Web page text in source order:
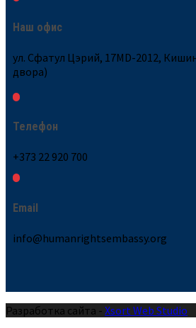
Наш офис
ул. Сфатул Цэрий, 17MD-2012,
двора)
Телефон
+373 22 920 700
Email
info@humanrightsembassy.org
Разработка сайта - Xsort Web Studio